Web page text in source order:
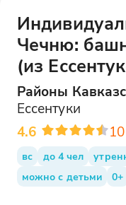
Чечню:
(из
Районы
Ессентуки
4.6
10
вс до 4 чел
можно с детьми
0+